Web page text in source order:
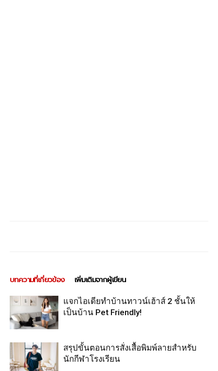
บทความที่เกี่ยวข้อง เพิ่มเติมจากผู้เขียน
แจกไอเดียทำบ้านทาวน์เฮ้าส์ 2 ชั้นให้
เป็นบ้าน Pet Friendly!
สรุปขั้นตอนการสั่งเสื้อพิมพ์ลายสำหรับ
นักกีฬาโรงเรียน